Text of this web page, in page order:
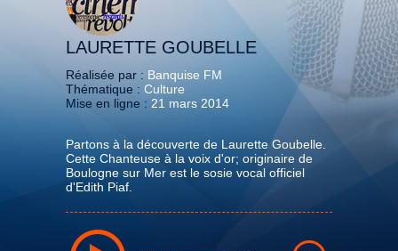
LAURETTE GOUBELLE
Réalisée par : Banquise FM
Thématique : Culture
Mise en ligne : 21 mars 2014
Partons à la découverte de Laurette Goubelle.
Cette Chanteuse à la voix d'or; originaire de
Boulogne sur Mer est le sosie vocal officiel
d'Edith Piaf.